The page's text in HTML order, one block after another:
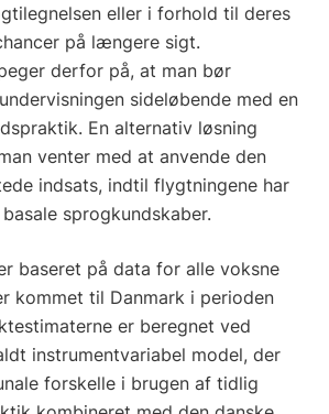
eller i forhold til deres
på længere sigt.
derfor på, at man bør
sideløbende med en
En alternativ løsning
venter med at anvende den
indsats, indtil flygtningene har
sprogkundskaber.
baseret på data for alle voksne
kommet til Danmark i perioden
er beregnet ved
instrumentvariabel model, der
forskelle i brugen af tidlig